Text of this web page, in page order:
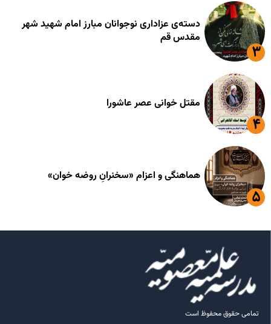
دسته‌ی عزاداری نوجوانان مبارز امام شهید شهر
مقدس قم
مقتل خوانی عصر عاشورا
هماهنگی و اعزام «سخنرانِ روضه خوان»
تمامی حقوق محفوظ است